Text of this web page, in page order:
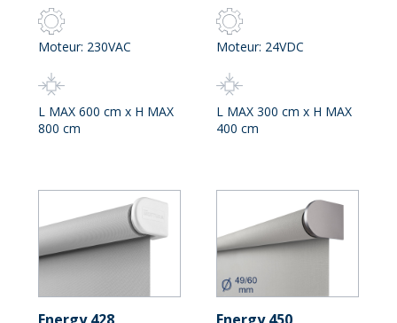
Moteur: 230VAC
L MAX 600 cm x H MAX
800 cm
Moteur: 24VDC
L MAX 300 cm x H MAX
400 cm